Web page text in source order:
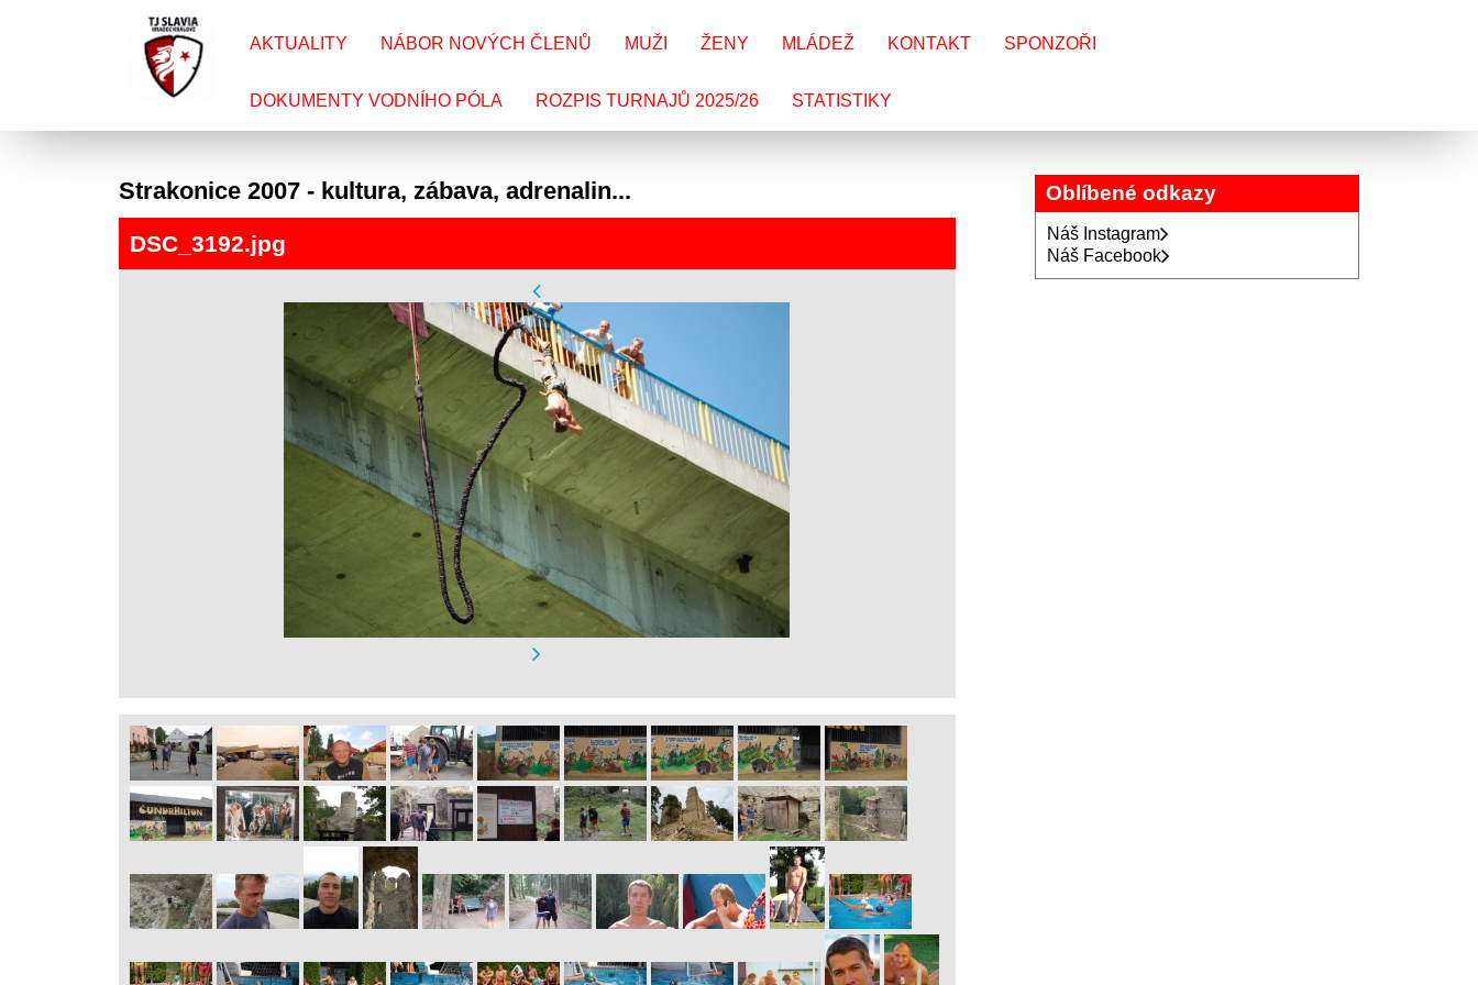
AKTUALITY NÁBOR NOVÝCH ČLENŮ MUŽI ŽENY MLÁDEŽ KONTAKT SPONZOŘI
DOKUMENTY VODNÍHO PÓLA ROZPIS TURNAJŮ 2025/26 STATISTIKY
Strakonice 2007 - kultura, zábava, adrenalin...
DSC_3192.jpg
Oblíbené odkazy
Náš Instagram
Náš Facebook